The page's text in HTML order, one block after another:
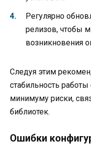
Регулярно
релизов, чтобы
возникновения
Следуя этим
стабильность
минимуму риски,
библиотек.
Ошибки